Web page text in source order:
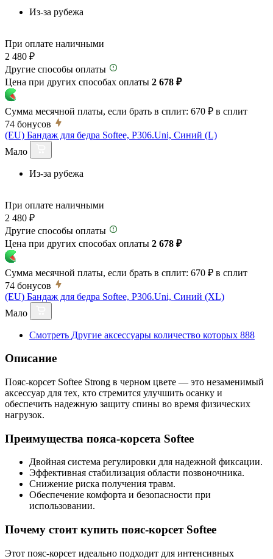
Из-за рубежа
При оплате наличными
2 480 ₽
Другие способы оплаты
Цена при других способах оплаты 2 678 ₽
Сумма месячной платы, если брать в сплит: 670 ₽ в сплит
74 бонусов
(EU) Бандаж для бедра Softee, P306.Uni, Синий (L)
Мало
Из-за рубежа
При оплате наличными
2 480 ₽
Другие способы оплаты
Цена при других способах оплаты 2 678 ₽
Сумма месячной платы, если брать в сплит: 670 ₽ в сплит
74 бонусов
(EU) Бандаж для бедра Softee, P306.Uni, Синий (XL)
Мало
Смотреть Другие аксессуары количество которых 888
Описание
Пояс-корсет Softee Strong в черном цвете — это незаменимый
аксессуар для тех, кто стремится улучшить осанку и
обеспечить надежную защиту спины во время физических
нагрузок.
Преимущества пояса-корсета Softee
Двойная система регулировки для надежной фиксации.
Эффективная стабилизация области позвоночника.
Снижение риска получения травм.
Обеспечение комфорта и безопасности при
использовании.
Почему стоит купить пояс-корсет Softee
Этот пояс-корсет идеально подходит для интенсивных